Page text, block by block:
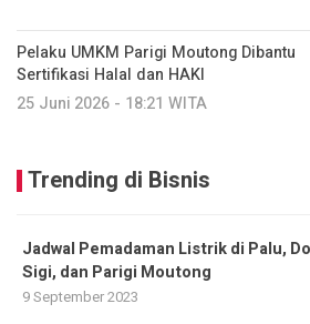
Pelaku UMKM Parigi Moutong Dibantu
Sertifikasi Halal dan HAKI
25 Juni 2026 - 18:21 WITA
Trending di Bisnis
Jadwal Pemadaman Listrik di Palu,
Sigi, dan Parigi Moutong
9 September 2023